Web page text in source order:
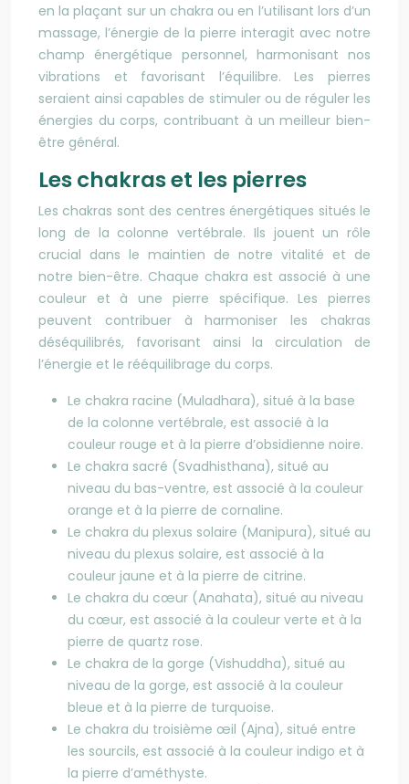
en la plaçant sur un chakra ou en l’utilisant lors d’un
massage, l’énergie de la pierre interagit avec notre
champ énergétique personnel, harmonisant nos
vibrations et favorisant l’équilibre. Les pierres
seraient ainsi capables de stimuler ou de réguler les
énergies du corps, contribuant à un meilleur bien-
être général.
Les chakras et les pierres
Les chakras sont des centres énergétiques situés le
long de la colonne vertébrale. Ils jouent un rôle
crucial dans le maintien de notre vitalité et de
notre bien-être. Chaque chakra est associé à une
couleur et à une pierre spécifique. Les pierres
peuvent contribuer à harmoniser les chakras
déséquilibrés, favorisant ainsi la circulation de
l’énergie et le rééquilibrage du corps.
Le chakra racine (Muladhara), situé à la base
de la colonne vertébrale, est associé à la
couleur rouge et à la pierre d’obsidienne noire.
Le chakra sacré (Svadhisthana), situé au
niveau du bas-ventre, est associé à la couleur
orange et à la pierre de cornaline.
Le chakra du plexus solaire (Manipura), situé au
niveau du plexus solaire, est associé à la
couleur jaune et à la pierre de citrine.
Le chakra du cœur (Anahata), situé au niveau
du cœur, est associé à la couleur verte et à la
pierre de quartz rose.
Le chakra de la gorge (Vishuddha), situé au
niveau de la gorge, est associé à la couleur
bleue et à la pierre de turquoise.
Le chakra du troisième œil (Ajna), situé entre
les sourcils, est associé à la couleur indigo et à
la pierre d’améthyste.